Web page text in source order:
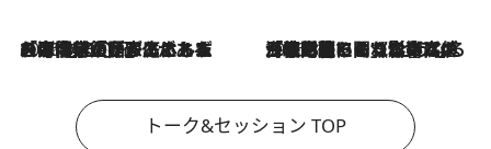
2026.8.3
「今後値上げがあるとすれば…」「リスクがあるのは今年の冬」エネルギー専門家が語る、ホルムズ海峡封鎖が家庭にもたらす“ある心配” 2026.8.3
「住宅建てられない…」「サーチャージ料の高値が続いている」ホルムズ海峡封鎖による影響はいつまで続く？《エネルギー専門家に聞く“どうなる日本の暮らし”》
トーク&セッション TOP